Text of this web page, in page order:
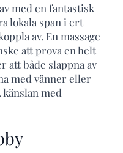
med en fantastisk
lokala span i ert
av. En massage
att prova en helt
att både slappna av
med vänner eller
med